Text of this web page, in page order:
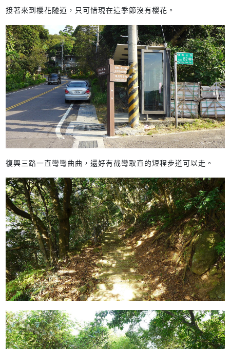
接著來到櫻花隧道，只可惜現在這季節沒有櫻花。
復興三路一直彎彎曲曲，還好有截彎取直的短程步道可以走。